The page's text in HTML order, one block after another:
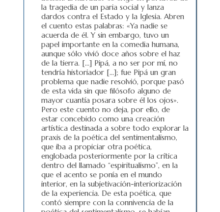
la tragedia de un paria social y lanza
dardos contra el Estado y la Iglesia. Abren
el cuento estas palabras: «Ya nadie se
acuerda de él. Y sin embargo, tuvo un
papel importante en la comedia humana,
aunque sólo vivió doce años sobre el haz
de la tierra. […] Pipá, a no ser por mí, no
tendría historiador […]; fue Pipá un gran
problema que nadie resolvió, porque pasó
de esta vida sin que filósofo alguno de
mayor cuantía posara sobre él los ojos».
Pero este cuento no deja, por ello, de
estar concebido como una creación
artística destinada a sobre todo explorar la
praxis de la poética del sentimentalismo,
que iba a propiciar otra poética,
englobada posteriormente por la crítica
dentro del llamado “espiritualismo”, en la
que el acento se ponía en el mundo
interior, en la subjetivación-interiorización
de la experiencia. De esta poética, que
contó siempre con la connivencia de la